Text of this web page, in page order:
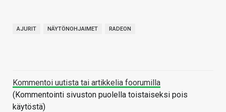
AJURIT NÄYTÖNOHJAIMET RADEON
Kommentoi uutista tai artikkelia foorumilla
(Kommentointi sivuston puolella toistaiseksi pois
käytöstä)